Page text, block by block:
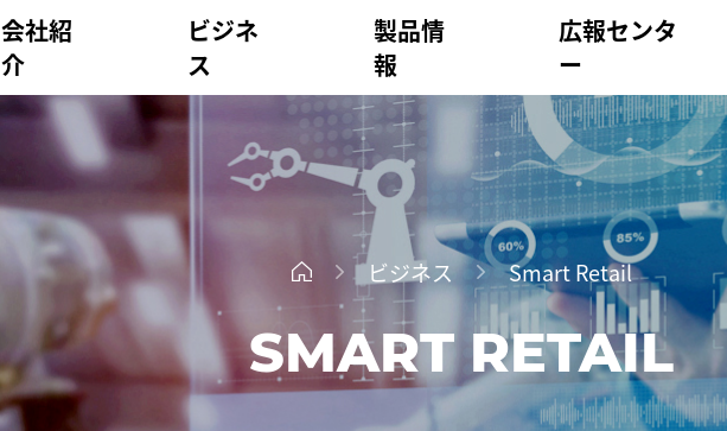
会社紹
介
ビジネ
ス
製品情
報
広報センタ
ー
ビジネス Smart Retail
SMART RETAIL